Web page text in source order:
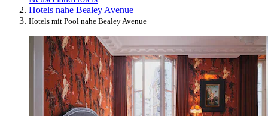
Hotels nahe Bealey Avenue
Hotels mit Pool nahe Bealey Avenue